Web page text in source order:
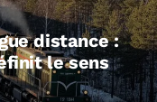
distance :
le sens